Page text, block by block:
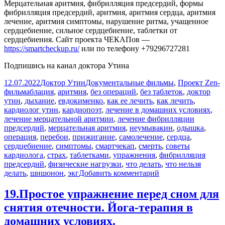
Мерцательная аритмия, фибрилляция предсердий, формы
фибрилляция предсердий, аритмия, аритмия сердца, аритмия
лечение, аритмия симптомы, нарушение ритма, учащенное
сердцебиение, сильное сердцебиение, таблетки от
сердцебиения. Сайт проекта ЧЕКАПов —
https://smartcheckup.ru/или по телефону +79296727281
Подпишись на канал доктора Утина
Опубликовано
12.07.2022Автор
Доктор УтинРубрики
Документальные фильмы, Проект Zen-
фильмМетки
аблация, аритмия, без операций, без таблеток, доктор
утин, дыхание, евдокименко, как ее лечить, как лечить,
кардиолог утин, кардиопоэт, лечение в домашних условиях,
лечение мерцательной аритмии, лечение фибрилляции
предсердий, мерцательная аритмия, неумывакин, одышка,
операция, перебои, прижигание, самолечение, сердца,
сердцебиение, симптомы, смартчекап, смерть, советы
кардиолога, страх, таблетками, упражнения, фибрилляция
предсердий, физические нагрузки, что делать, что нельзя
делать, шишонон, экгДобавить комментарий
Мерцательная
аритмия.
Фибрилляция
19.Простое упражнение перед сном для
снятия отечности. Йога-терапия в
домашних условиях.